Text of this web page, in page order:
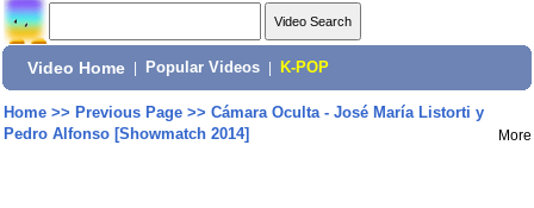
Video Home Popular Videos K-POP
Home>> Previous Page>> Cámara Oculta - José María Listorti y
Pedro Alfonso [Showmatch 2014]
More